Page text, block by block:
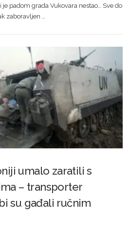
je padom grada Vukovara nestao… Sve do
zaboravljen …
umalo zaratili s
– transporter
su gađali ručnim